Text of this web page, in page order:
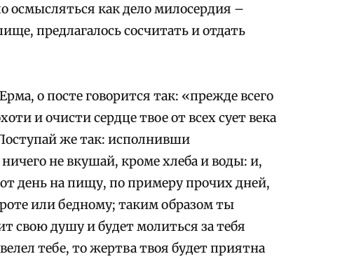
осмысляться как дело милосердия –
предлагалось сосчитать и отдать
о посте говорится так: «прежде всего
и очисти сердце твое от всех сует века
же так: исполнивши
не вкушай, кроме хлеба и воды: и,
день на пищу, по примеру прочих дней,
или бедному; таким образом ты
душу и будет молиться за тебя
тебе, то жертва твоя будет приятна